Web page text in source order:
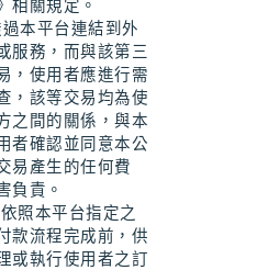
相關規定。
本平台連結到外
服務，而與該第三
，使用者應進行需
，該等交易均為使
之間的關係，與本
者確認並同意本公
易產生的任何費
負責。
照本平台指定之
款流程完成前，供
或執行使用者之訂